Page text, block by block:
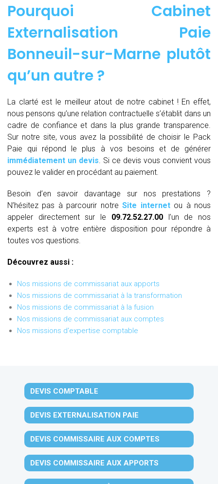
Pourquoi Cabinet
Externalisation Paie
Bonneuil-sur-Marne plutôt
qu’un autre ?
La clarté est le meilleur atout de notre cabinet ! En effet,
nous pensons qu’une relation contractuelle s’établit dans un
cadre de confiance et dans la plus grande transparence.
Sur notre site, vous avez la possibilité de choisir le Pack
Paie qui répond le plus à vos besoins et de générer
immédiatement un devis . Si ce devis vous convient vous
pouvez le valider en procédant au paiement.
Besoin d’en savoir davantage sur nos prestations ?
N’hésitez pas à parcourir notreSite internet ou à nous
appeler directement sur le 09.72.52.27.00l’un de nos
experts est à votre entière disposition pour répondre à
toutes vos questions.
Découvrez aussi :
Nos missions de commissariat aux apports
Nos missions de commissariat à la transformation
Nos missions de commissariat à la fusion
Nos missions de commissariat aux comptes
Nos missions d'expertise comptable
DEVIS COMPTABLE
DEVIS EXTERNALISATION PAIE
DEVIS COMMISSAIRE AUX COMPTES
DEVIS COMMISSAIRE AUX APPORTS